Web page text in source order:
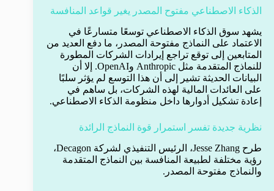
الذكاء الاصطناعي مفتوح المصدر يغير قواعد المنافسة
يشهد سوق الذكاء الاصطناعي توسعًا متسارعًا في
الاعتماد على النماذج مفتوحة المصدر، ما دفع العديد من
المتابعين إلى توقع تراجع إيرادات الشركات المطورة
للنماذج المتقدمة مثل Anthropic وOpenAI. إلا أن
البيانات الحديثة تشير إلى أن هذا التوسع لم يؤثر سلبًا
على العائدات المالية لهذه الشركات، بل ساهم في
إعادة تشكيل أدوارها داخل منظومة الذكاء الاصطناعي.
نظرية جديدة تفسر استمرار قوة النماذج الرائدة
طرح Jesse Zhang، الرئيس التنفيذي لشركة Decagon،
رؤية مختلفة لطبيعة المنافسة بين النماذج المتقدمة
والنماذج مفتوحة المصدر.